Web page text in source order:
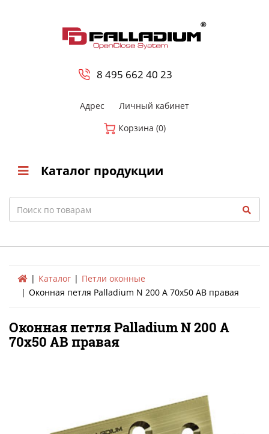
8 495 662 40 23
Адрес
Личный кабинет
Корзина (0)
Каталог продукции
Search
Каталог
Петли оконные
Оконная петля Palladium N 200 А 70х50 AВ правая
Оконная петля Palladium N 200 А
70х50 AВ правая